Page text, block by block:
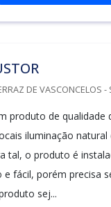
DE VASCONCELOS -
produto de
iluminação
tal, o produto é
e fácil, porém precisa
sej...